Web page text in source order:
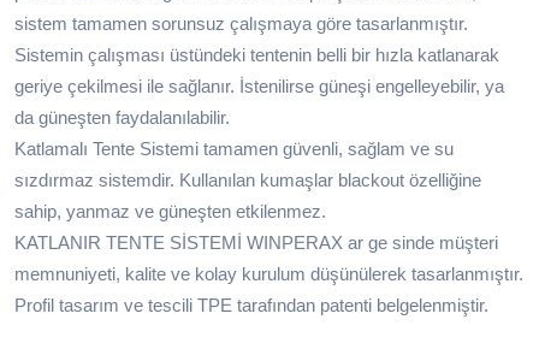
sistem tamamen sorunsuz çalışmaya göre tasarlanmıştır.
Sistemin çalışması üstündeki tentenin belli bir hızla katlanarak
geriye çekilmesi ile sağlanır. İstenilirse güneşi engelleyebilir, ya
da güneşten faydalanılabilir.
Katlamalı Tente Sistemi tamamen güvenli, sağlam ve su
sızdırmaz sistemdir. Kullanılan kumaşlar blackout özelliğine
sahip, yanmaz ve güneşten etkilenmez.
KATLANIR TENTE SİSTEMİ WINPERAX ar ge sinde müşteri
memnuniyeti, kalite ve kolay kurulum düşünülerek tasarlanmıştır.
Profil tasarım ve tescili TPE tarafından patenti belgelenmiştir.